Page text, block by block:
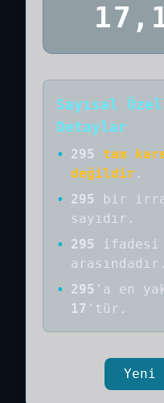
Sayısal
Detaylar
• 295
tam
değildir .
•
295 bir
sayıdır .
•
295
ifadesi
arasındadır.
•
295 'a en
17 'tür.
Yeni